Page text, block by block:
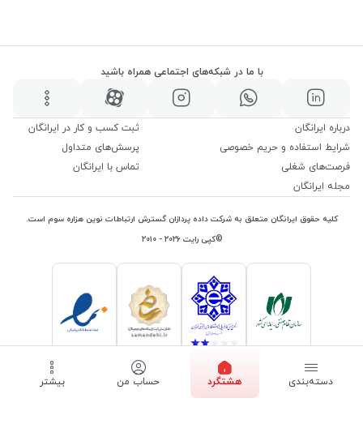
با ما در شبکه‌های اجتماعی همراه باشید
درباره ایرانگان
شرایط استفاده و حریم خصوصی
فرصت‌های شغلی
مجله ایرانگان
ثبت کسب و کار در ایرانگان
پرسش‌های متداول
تماس با ایرانگان
کلیه حقوق ایرانگان متعلق به شرکت داده پردازان گسترش ارتباطات نوین هزاره سوم است.
©کپی رایت ۲۰۲۶ - ۲۰۱۰
دسته‌بندی هشتگرد حساب من بیشتر